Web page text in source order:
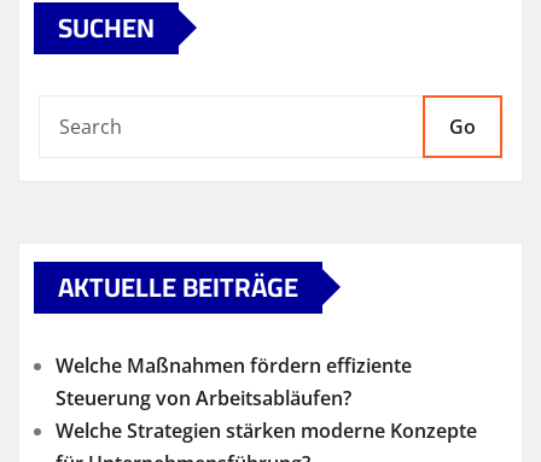
SUCHEN
Go
AKTUELLE BEITRÄGE
Welche Maßnahmen fördern effiziente
Steuerung von Arbeitsabläufen?
Welche Strategien stärken moderne Konzepte